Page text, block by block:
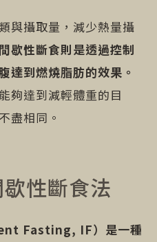
與攝取量，減少熱量攝
間歇性斷食則是透過控制
達到燃燒脂肪的效果。
夠達到減輕體重的目
盡相同。
性斷食法
Fasting, IF）是一種